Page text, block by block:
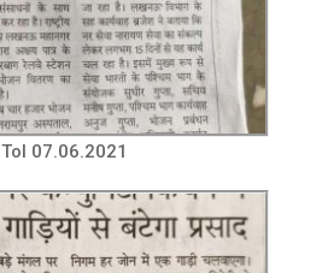
ToI 07.06.2021